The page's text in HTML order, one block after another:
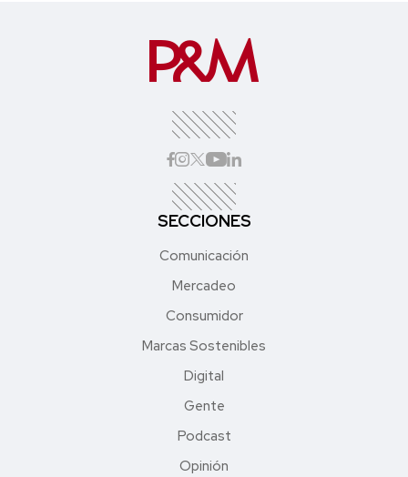
SECCIONES
Comunicación
Mercadeo
Consumidor
Marcas Sostenibles
Digital
Gente
Podcast
Opinión